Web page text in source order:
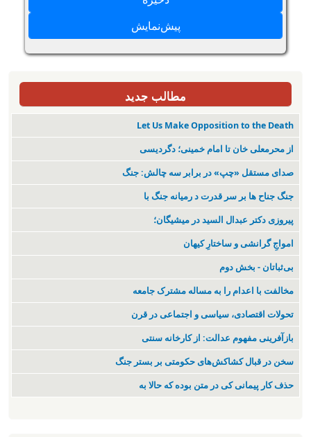
مطالب جدید
Let Us Make Opposition to the Death
از محرمعلی خان تا امام خمینی؛ دگردیسی
صدای مستقل «چپ» در برابر سه چالش: جنگ
جنگ جناح ها بر سر قدرت د رمیانە جنگ با
پیروزی دکتر عبدال السید در میشیگان؛
‌امواجِ گرانشی و ساختارِ کیهان
بی‌ثباتان - بخش دوم
مخالفت با اعدام را به مساله مشترک جامعه
تحولات اقتصادی، سیاسی و اجتماعی در قرن
بازآفرینی مفهوم عدالت: از کارخانه سنتی
سخن در قبال کشاکش‌های حکومتی بر بستر جنگ
حذف کار پیمانی کی در متن بودە کە حالا بە